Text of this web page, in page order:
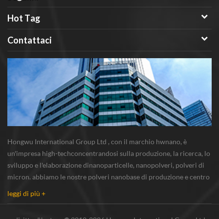
ceramico elettronico in polvere,
la purezza dei requisiti generali
superiori al 99,5%. i principali
obiettivi di applicazione sono
tre categorie: varistore di ossido
di zinco, condensatori ceramici
e materiali magnetici di ferrite.
nello sviluppo della ceramica
elettronica, gli Stati Uniti sono
uno dei migliori al mondo.
mentre il Giappone si affida alla
tecnologia avanzata per
occupare la quota di mercato
della ceramica mondiale del
60%. con la ricerca e lo sviluppo
dell'ossido di bismuto nano e
l'omogeneizzazione della
Hot Tag
Contattaci
Hongwu International Group Ltd , con il marchio hwnano, è
un'impresa high-techconcentrandosi sulla produzione, la ricerca, lo
sviluppo e l'elaborazione dinanoparticelle, nanopolveri, polveri di
micron. abbiamo le nostre polveri nanobase di produzione e centro
leggi di più +